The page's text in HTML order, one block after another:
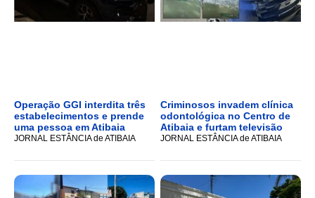
Operação GGI interdita três
estabelecimentos e prende
uma pessoa em Atibaia
JORNAL ESTÂNCIA de ATIBAIA
Criminosos invadem clínica
odontológica no Centro de
Atibaia e furtam televisão
JORNAL ESTÂNCIA de ATIBAIA